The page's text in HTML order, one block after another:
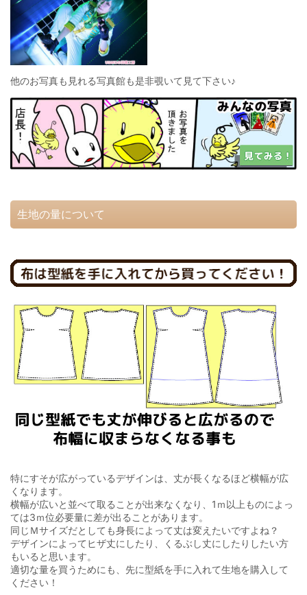
他のお写真も見れる写真館も是非覗いて見て下さい♪
生地の量について
特にすそが広がっているデザインは、丈が長くなるほど横幅が広
くなります。
横幅が広いと並べて取ることが出来なくなり、1ｍ以上ものによっ
ては3ｍ位必要量に差が出ることがあります。
同じＭサイズだとしても身長によって丈は変えたいですよね？
デザインによってヒザ丈にしたり、くるぶし丈にしたりしたい方
もいると思います。
適切な量を買うためにも、先に型紙を手に入れて生地を購入して
ください！